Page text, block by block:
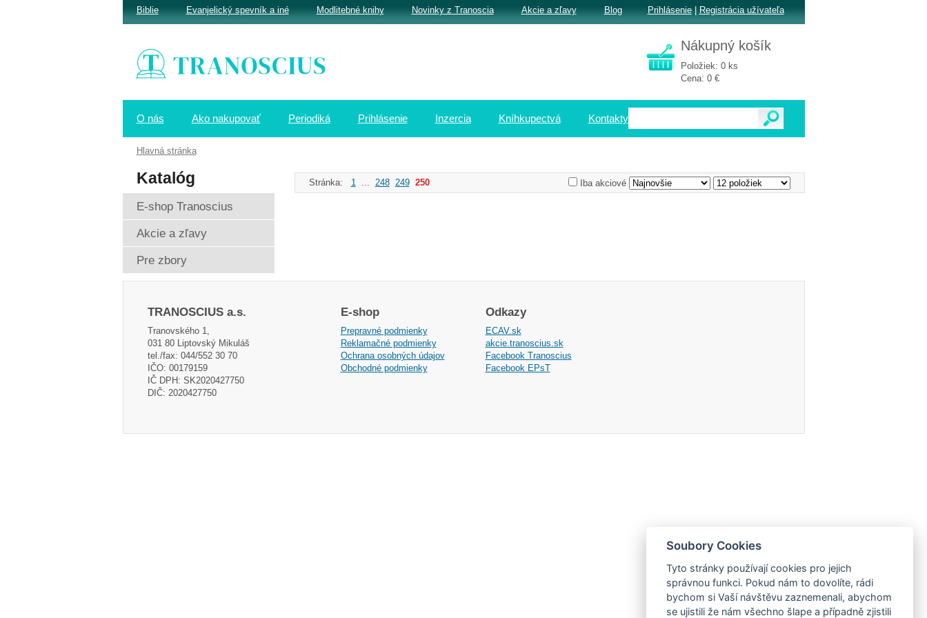
O nás Ako nakupovať Periodiká Prihlásenie Inzercia Kníhkupectvá Kontakty
Iba akciové
Stránka: 1... 248 249 250
Katalóg
E-shop Tranoscius
Akcie a zľavy
Pre zbory
TRANOSCIUS a.s.
Tranovského 1,
031 80 Liptovský Mikuláš
tel./fax: 044/552 30 70
IČO: 00179159
IČ DPH: SK2020427750
DIČ: 2020427750
E-shop
Prepravné podmienky
Reklamačné podmienky
Ochrana osobných údajov
Obchodné podmienky
Odkazy
ECAV.sk
akcie.tranoscius.sk
Facebook Tranoscius
Facebook EPsT
Biblie Evanjelický spevník a iné Modlitebné knihy Novinky z Tranoscia Akcie a zľavy Blog
Nákupný košík
Položiek: 0 ks
Cena: 0 €
Prihlásenie| Registrácia užívateľa
Hlavná stránka
Soubory Cookies
Tyto stránky používají cookies pro jejich
správnou funkci. Pokud nám to dovolíte, rádi
bychom si Vaší návštěvu zaznemenali, abychom
se ujistili že nám všechno šlape a případně zjistili